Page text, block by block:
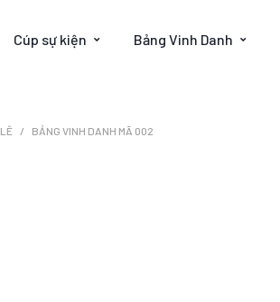
Cúp sự kiện Bảng Vinh Danh
BẢNG VINH DANH MÃ 002